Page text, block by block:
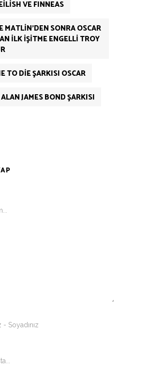
VE FINNEAS
MATLIN'DEN SONRA OSCAR
ILK IŞITME ENGELLI TROY
TO DIE ŞARKISI OSCAR
JAMES BOND ŞARKISI